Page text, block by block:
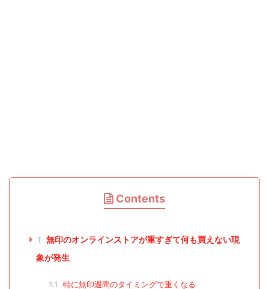
Contents
1 無印のオンラインストアが重すぎて何も買えない現
象が発生
1.1 特に無印週間のタイミングで重くなる